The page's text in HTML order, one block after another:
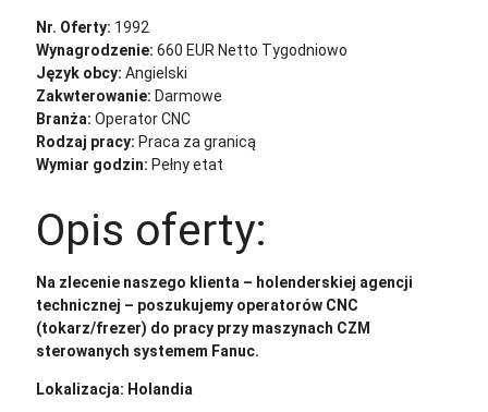
Nr. Oferty: 1992
Wynagrodzenie: 660 EUR Netto Tygodniowo
Język obcy: Angielski
Zakwterowanie: Darmowe
Branża: Operator CNC
Rodzaj pracy: Praca za granicą
Wymiar godzin: Pełny etat
Opis oferty:
Na zlecenie naszego klienta – holenderskiej agencji
technicznej – poszukujemy operatorów CNC
(tokarz/frezer) do pracy przy maszynach CZM
sterowanych systemem Fanuc.
Lokalizacja: Holandia